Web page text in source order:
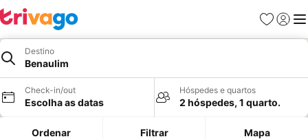
Favoritos
Iniciar
Destino
Benaulim
Check-in/out
Escolha as datas
Hóspedes e quartos
2 hóspedes, 1 quarto.
Ordenar Filtrar Mapa